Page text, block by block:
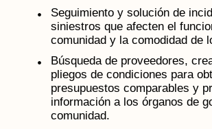
Seguimiento y solución de
siniestros que afecten el
comunidad y la comodidad de
Búsqueda de proveedores,
pliegos de condiciones para
presupuestos comparables y
información a los órganos de
comunidad.